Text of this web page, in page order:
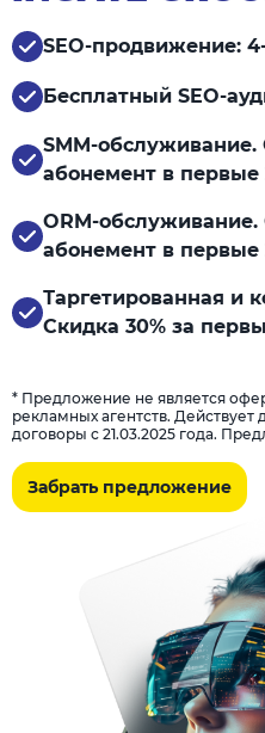
SEO-продвижение:
Бесплатный SEO-
SMM-обслуживание.
абонемент в первые
ORM-обслуживание.
абонемент в первые
Таргетированная и
Скидка 30% за
* Предложение не является
рекламных агентств.
договоры с 21.03.2025 года.
Забрать предложение